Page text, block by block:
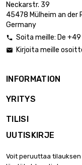
pituus : 1 Meter
halkaisija :
pituus : 1
halkaisija :
Neckarstr. 39
45478 Mülheim an der
Germany
 Soita meille: De
 Kirjoita meille
INFORMATION
YRITYS
TILISI
UUTISKIRJE
Voit peruuttaa